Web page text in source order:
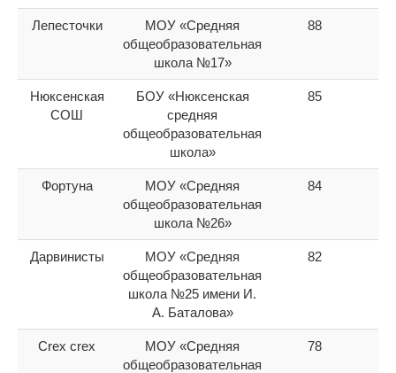
Лепесточки
МОУ «Средняя
общеобразовательная
школа №17»
88
Нюксенская
СОШ
БОУ «Нюксенская
средняя
общеобразовательная
школа»
85
Фортуна
МОУ «Средняя
общеобразовательная
школа №26»
84
Дарвинисты
МОУ «Средняя
общеобразовательная
школа №25 имени И.
А. Баталова»
82
Crex crex
МОУ «Средняя
общеобразовательная
78